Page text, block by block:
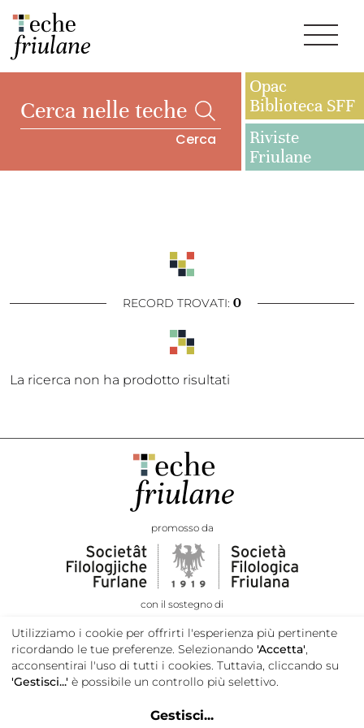
Cerca
Opac
Biblioteca SFF
Riviste
Friulane
RECORD TROVATI: 0
La ricerca non ha prodotto risultati
promosso da
con il sostegno di
Utilizziamo i cookie per offrirti l'esperienza più pertinente
ricordando le tue preferenze. Selezionando 'Accetta',
acconsentirai l'uso di tutti i cookies. Tuttavia, cliccando su
'Gestisci...' è possibile un controllo più selettivo.
Gestisci...